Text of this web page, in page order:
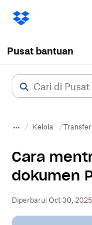
Pusat bantuan
Kelola
Cara
dokumen
Diperbarui Oct 30, 2025